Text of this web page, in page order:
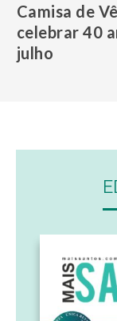
Camisa de
celebrar 40
julho